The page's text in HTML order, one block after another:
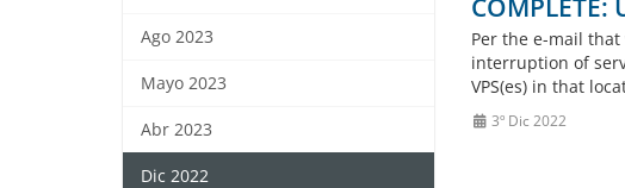
Ago 2023
Mayo 2023
Abr 2023
Dic 2022
Per the e-mail
interruption of
VPS(es) in that
3º Dic 2022